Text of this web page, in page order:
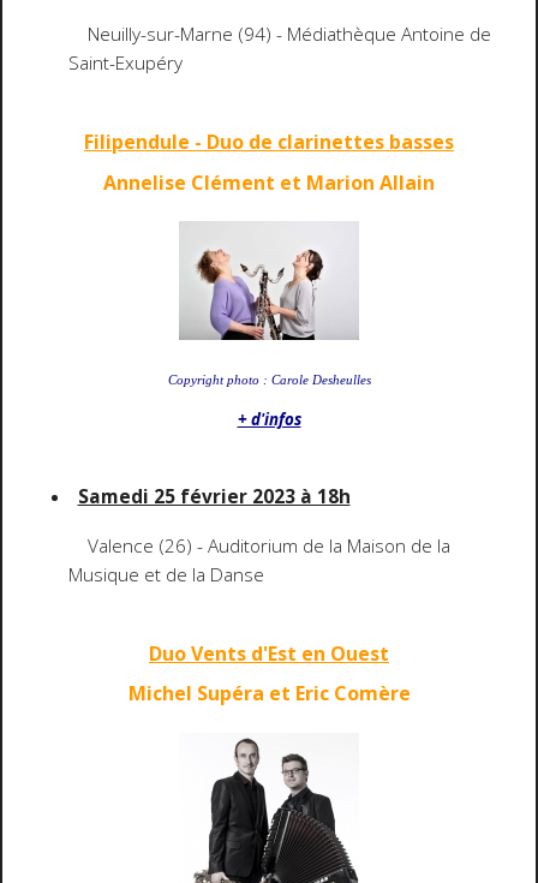
Neuilly-sur-Marne (94) - Médiathèque Antoine de
Saint-Exupéry
Filipendule - Duo de clarinettes basses
Annelise Clément et Marion Allain
Copyright photo : Carole Desheulles
+ d'infos
Samedi 25 février 2023 à 18h
Valence (26) - Auditorium de la Maison de la
Musique et de la Danse
Duo Vents d'Est en Ouest
Michel Supéra et Eric Comère